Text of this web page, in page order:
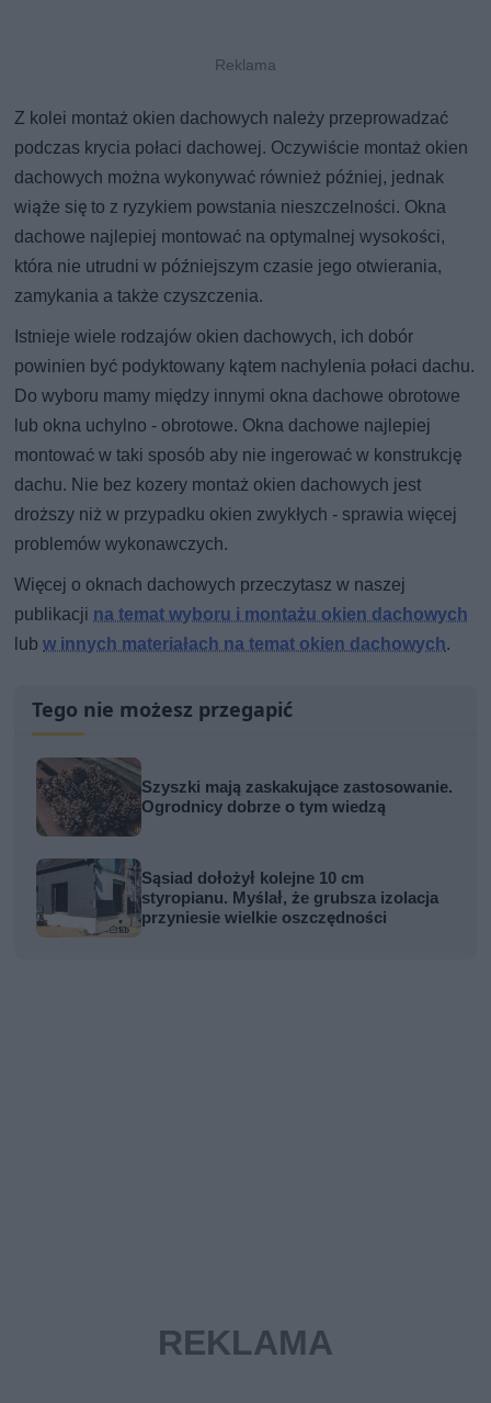
Z kolei montaż okien dachowych należy przeprowadzać
podczas krycia połaci dachowej. Oczywiście montaż okien
dachowych można wykonywać również później, jednak
wiąże się to z ryzykiem powstania nieszczelności. Okna
dachowe najlepiej montować na optymalnej wysokości,
która nie utrudni w późniejszym czasie jego otwierania,
zamykania a także czyszczenia.
Istnieje wiele rodzajów okien dachowych, ich dobór
powinien być podyktowany kątem nachylenia połaci dachu.
Do wyboru mamy między innymi okna dachowe obrotowe
lub okna uchylno - obrotowe. Okna dachowe najlepiej
montować w taki sposób aby nie ingerować w konstrukcję
dachu. Nie bez kozery montaż okien dachowych jest
droższy niż w przypadku okien zwykłych - sprawia więcej
problemów wykonawczych.
Więcej o oknach dachowych przeczytasz w naszej
publikacji na temat wyboru i montażu okien dachowych
lubw innych materiałach na temat okien dachowych.
Tego nie możesz przegapić
Szyszki mają zaskakujące zastosowanie.
Ogrodnicy dobrze o tym wiedzą
Sąsiad dołożył kolejne 10 cm
styropianu. Myślał, że grubsza izolacja
przyniesie wielkie oszczędności